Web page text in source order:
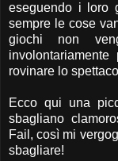
eseguendo i loro
sempre le cose
giochi non
rovinare lo
Ecco qui una
sbagliano
Fail, così mi
sbagliare!